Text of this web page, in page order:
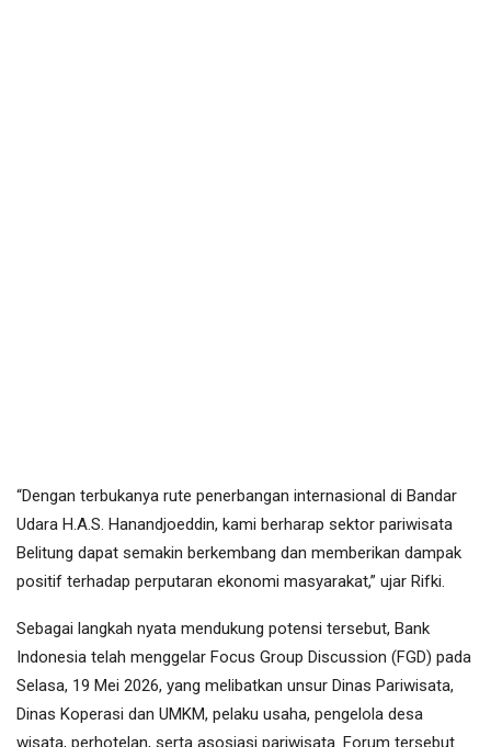
“Dengan terbukanya rute penerbangan internasional di Bandar
Udara H.A.S. Hanandjoeddin, kami berharap sektor pariwisata
Belitung dapat semakin berkembang dan memberikan dampak
positif terhadap perputaran ekonomi masyarakat,” ujar Rifki.
Sebagai langkah nyata mendukung potensi tersebut, Bank
Indonesia telah menggelar Focus Group Discussion (FGD) pada
Selasa, 19 Mei 2026, yang melibatkan unsur Dinas Pariwisata,
Dinas Koperasi dan UMKM, pelaku usaha, pengelola desa
wisata, perhotelan, serta asosiasi pariwisata. Forum tersebut